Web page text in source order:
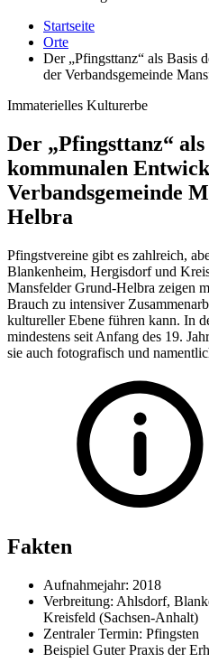
Startseite
Orte
Der „Pfingsttanz“ als Basis
der Verbandsgemeinde
Immaterielles Kulturerbe
Der „Pfingsttanz“
kommunalen
Verbandsgemeinde
Helbra
Pfingstvereine gibt es zahlreich,
Blankenheim, Hergisdorf und
Mansfelder Grund-Helbra zeigen
Brauch zu intensiver
kultureller Ebene führen kann. In
mindestens seit Anfang des 19.
sie auch fotografisch und
Fakten
Aufnahmejahr: 2018
Verbreitung: Ahlsdorf,
Kreisfeld (Sachsen-Anhalt)
Zentraler Termin: Pfingsten
Beispiel Guter Praxis der